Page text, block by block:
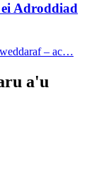
Adroddiad
– ac…
a'u